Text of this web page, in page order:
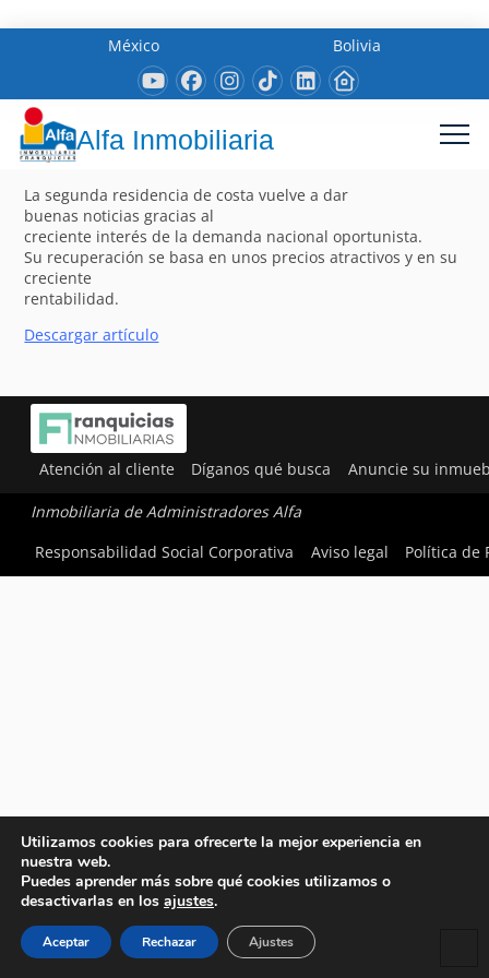
México Bolivia
Alfa Inmobiliaria
La segunda residencia de costa vuelve a dar
buenas noticias gracias al
creciente interés de la demanda nacional oportunista.
Su recuperación se basa en unos precios atractivos y en su
creciente
rentabilidad.
Descargar artículo
Atención al cliente Díganos qué busca Anuncie su
Inmobiliaria de Administradores Alfa
Responsabilidad Social Corporativa
Aviso legal Política de
Utilizamos cookies para ofrecerte la mejor experiencia en
nuestra web.
Puedes aprender más sobre qué cookies utilizamos o
desactivarlas en los ajustes.
Aceptar Rechazar Ajustes